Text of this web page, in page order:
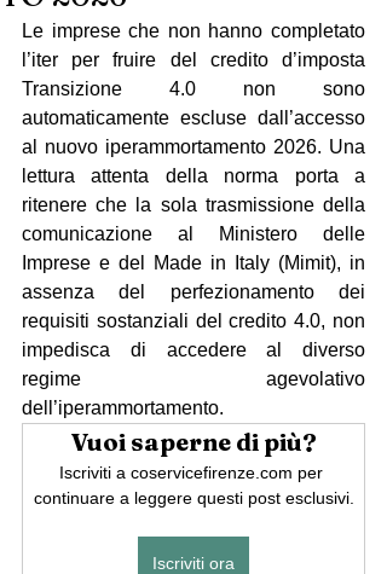
Le imprese che non hanno completato
l’iter per fruire del credito d’imposta
Transizione 4.0 non sono
automaticamente escluse dall’accesso
al nuovo iperammortamento 2026. Una
lettura attenta della norma porta a
ritenere che la sola trasmissione della
comunicazione al Ministero delle
Imprese e del Made in Italy (Mimit), in
assenza del perfezionamento dei
requisiti sostanziali del credito 4.0, non
impedisca di accedere al diverso
regime agevolativo
dell’iperammortamento.
Vuoi saperne di più?
Iscriviti a coservicefirenze.com per
continuare a leggere questi post esclusivi.
Iscriviti ora